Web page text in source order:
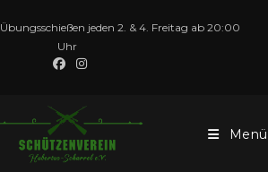
Übungsschießen jeden 2. & 4. Freitag ab 20:00
Uhr
Menü